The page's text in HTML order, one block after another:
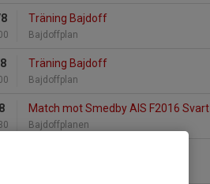
Träning Bajdoff
Bajdoffplan
Träning Bajdoff
Bajdoffplan
Match mot Smedby AIS F2016 Svart
Bajdoffplanen